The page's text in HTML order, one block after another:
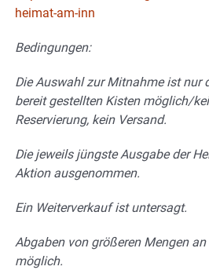
heimat-am-inn
Bedingungen:
Die Auswahl zur Mitnahme ist nur
bereit gestellten Kisten möglich/
Reservierung, kein Versand.
Die jeweils jüngste Ausgabe der
Aktion ausgenommen.
Ein Weiterverkauf ist untersagt.
Abgaben von größeren Mengen
möglich.